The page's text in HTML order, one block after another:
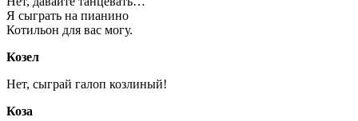
Я сыграть на пианино
Котильон для вас могу.
Козел
Нет, сыграй галоп козлиный!
Коза